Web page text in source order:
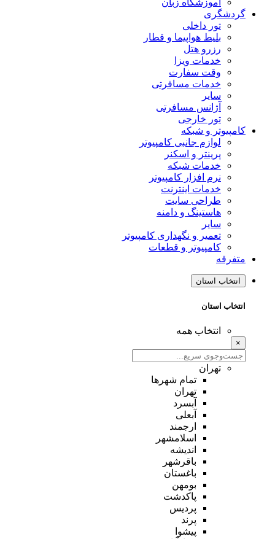
آموزشگاه زبان
گردشگری
تور داخلی
بلیط هواپیما و قطار
رزرو هتل
خدمات ویزا
وقت سفارت
خدمات مسافرتی
سایر
آژانس مسافرتی
تور خارجی
کامپیوتر و شبکه
لوازم جانبی کامپیوتر
پرینتر و اسکنر
خدمات شبکه
نرم افزار کامپیوتر
خدمات اینترنت
طراحی سایت
هاستینگ و دامنه
سایر
تعمیر و نگهداری کامپیوتر
کامپیوتر و قطعات
متفرقه
انتخاب استان
انتخاب استان
انتخاب همه
×
تهران
تمام شهر‌ها
تهران
آبسرد
آبعلی
ارجمند
اسلامشهر
اندیشه
باقرشهر
باغستان
بومهن
پاکدشت
پردیس
پرند
پیشوا